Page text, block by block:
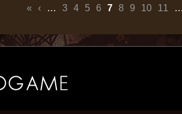
« ‹ … 3 4 5 6 7 8 9 10 11